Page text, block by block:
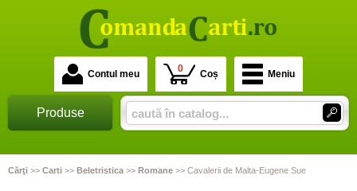
Contul meu 0 Coș Meniu
Produse
Cărţi >> Carti >> Beletristica >> Romane >> Cavalerii de Malta-Eugene Sue